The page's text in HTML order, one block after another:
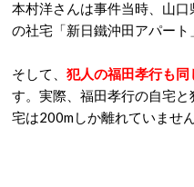
本村洋さんは事件当時、山
の社宅「新日鐵沖田アパート
そして、 犯人の福田孝行も
す。実際、福田孝行の自宅
宅は200mしか離れていません